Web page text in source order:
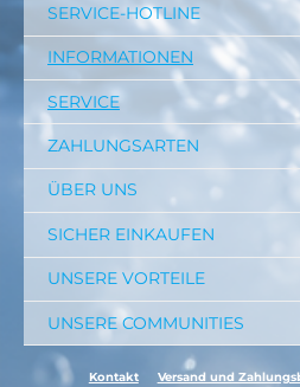
SERVICE-HOTLINE
INFORMATIONEN
SERVICE
ZAHLUNGSARTEN
ÜBER UNS
SICHER EINKAUFEN
UNSERE VORTEILE
UNSERE COMMUNITIES
Kontakt Versand und